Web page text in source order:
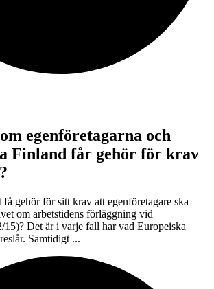
egenföretagarna och
Finland får gehör för krav
gehör för sitt krav att egenföretagare ska
om arbetstidens förläggning vid
15)? Det är i varje fall har vad Europeiska
Samtidigt ...